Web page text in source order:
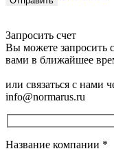
Запросить счет
Вы можете запросить
вами в ближайшее
или связаться с нами
info@normarus.ru
Название компании *